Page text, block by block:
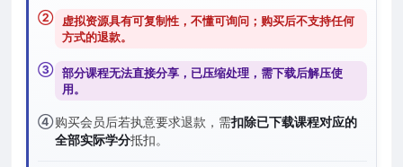
② 虚拟资源具有可复制性，不懂可询问；购买后不支持任何
方式的退款。
③ 部分课程无法直接分享，已压缩处理，需下载后解压使
用。
④购买会员后若执意要求退款，需扣除已下载课程对应的
全部实际学分抵扣。